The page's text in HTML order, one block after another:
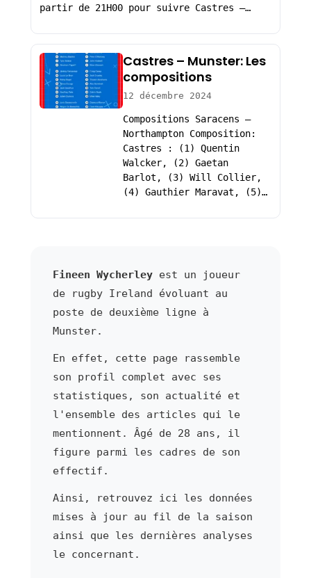
partir de 21H00 pour suivre Castres –…
Castres – Munster: Les
compositions
12 décembre 2024
Compositions Saracens –
Northampton Composition:
Castres : (1) Quentin
Walcker, (2) Gaetan
Barlot, (3) Will Collier,
(4) Gauthier Maravat, (5)…
Fineen Wycherleyest un joueur
de rugby Ireland évoluant au
poste de deuxième ligne à
Munster.
En effet, cette page rassemble
son profil complet avec ses
statistiques, son actualité et
l'ensemble des articles qui le
mentionnent. Âgé de 28 ans, il
figure parmi les cadres de son
effectif.
Ainsi, retrouvez ici les données
mises à jour au fil de la saison
ainsi que les dernières analyses
le concernant.